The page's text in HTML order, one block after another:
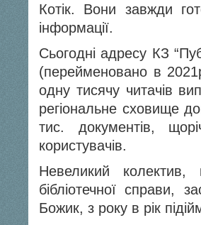
Котік. Вони завжди
інформації.
Сьогодні адресу КЗ
(перейменовано в
одну тисячу читачів
регіональне сховище
тис. документів,
користувачів.
Невеликий
бібліотечної справи,
Божик, з року в рік